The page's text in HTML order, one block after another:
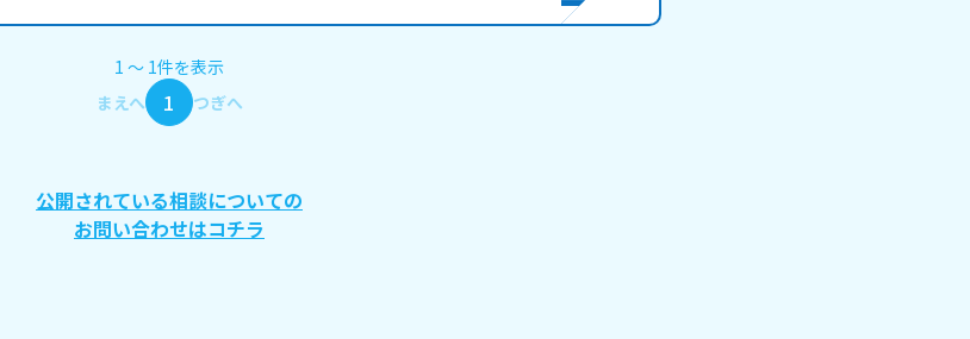
1 〜 1件を表示
まえへ
1 つぎへ
公開されている相談についての
お問い合わせはコチラ